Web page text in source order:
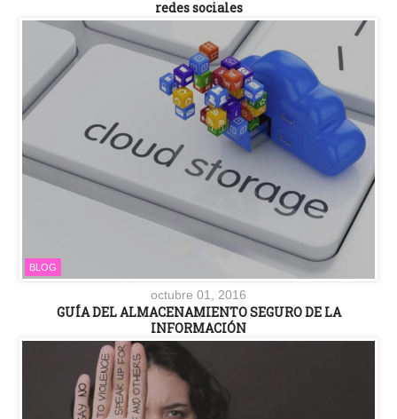
redes sociales
BLOG
octubre 01, 2016
GUÍA DEL ALMACENAMIENTO SEGURO DE LA
INFORMACIÓN